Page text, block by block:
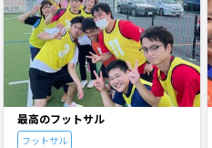
最高のフットサル
フットサル